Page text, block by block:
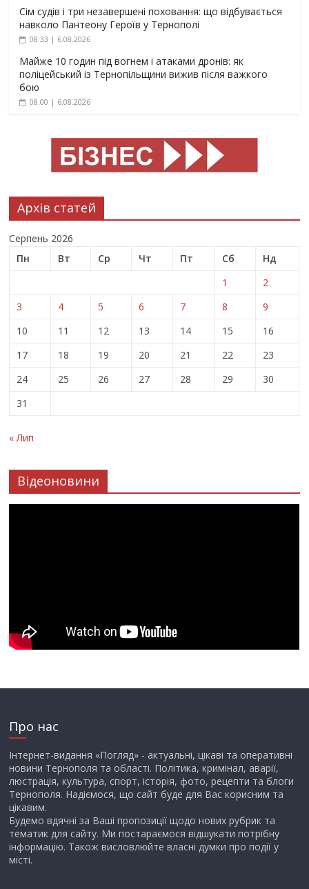
Сім судів і три незавершені поховання: що відбувається
навколо Пантеону Героїв у Тернополі
08:33 | 6.08.2026
Майже 10 годин під вогнем і атаками дронів: як
поліцейський із Тернопільщини вижив після важкого
бою
08:00 | 6.08.2026
Архів статей
Серпень 2026
Пн
Вт Ср Чт Пт Сб
Нд
1
2
3
4 5 6 7 8
9
10
11 12 13 14 15
16
17
18 19 20 21 22
23
24
25 26 27 28 29
30
31
« Лип
Відеоновини
Про нас
Інтернет-видання «Погляд» - актуальні, цікаві та оперативні
новини Тернополя та області. Політика, кримінал, аварії,
люстрація, культура, спорт, історія, фото, рецепти та блоги
Тернополя. Надіємося, що сайт буде для Вас корисним та
цікавим.
Будемо вдячні за Ваші пропозиції щодо нових рубрик та
тематик для сайту. Ми постараємося відшукати потрібну
інформацію. Також висловлюйте власні думки про події у
місті.